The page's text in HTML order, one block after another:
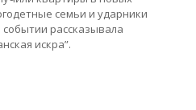
семьи и ударники
рассказывала
искра”.